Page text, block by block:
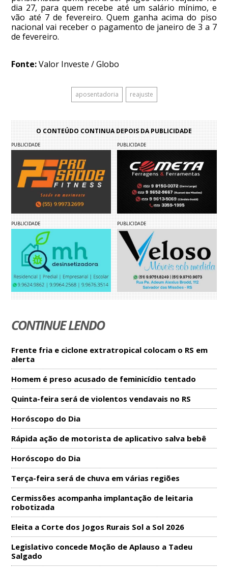
dia 27, para quem recebe até um salário mínimo, e
vão até 7 de fevereiro. Quem ganha acima do piso
nacional vai receber o pagamento de janeiro de 3 a 7
de fevereiro.
Fonte:Valor Investe / Globo
aposentadoria reajuste
O CONTEÚDO CONTINUA DEPOIS DA PUBLICIDADE
PUBLICIDADE PUBLICIDADE
PUBLICIDADE PUBLICIDADE
CONTINUE LENDO
Frente fria e ciclone extratropical colocam o RS em
alerta
Homem é preso acusado de feminicídio tentado
Quinta-feira será de violentos vendavais no RS
Horóscopo do Dia
Rápida ação de motorista de aplicativo salva bebê
Horóscopo do Dia
Terça-feira será de chuva em várias regiões
Cermissões acompanha implantação de leitaria
robotizada
Eleita a Corte dos Jogos Rurais Sol a Sol 2026
Legislativo concede Moção de Aplauso a Tadeu
Salgado